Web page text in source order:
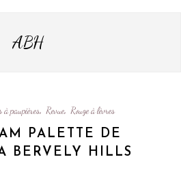
ABH
à paupières, Revue, Rouge à lèvres
PALETTE DE
BERVELY HILLS